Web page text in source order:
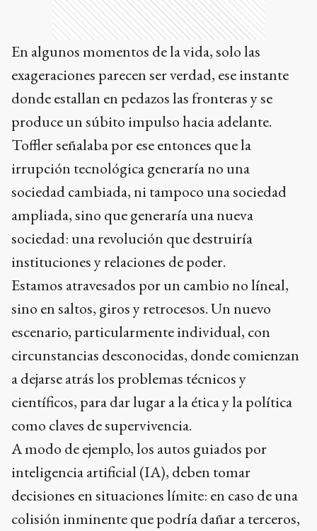
En algunos momentos de la vida, solo las
exageraciones parecen ser verdad, ese instante
donde estallan en pedazos las fronteras y se
produce un súbito impulso hacia adelante.
Toffler señalaba por ese entonces que la
irrupción tecnológica generaría no una
sociedad cambiada, ni tampoco una sociedad
ampliada, sino que generaría una nueva
sociedad: una revolución que destruiría
instituciones y relaciones de poder.
Estamos atravesados por un cambio no líneal,
sino en saltos, giros y retrocesos. Un nuevo
escenario, particularmente individual, con
circunstancias desconocidas, donde comienzan
a dejarse atrás los problemas técnicos y
científicos, para dar lugar a la ética y la política
como claves de supervivencia.
A modo de ejemplo, los autos guiados por
inteligencia artificial (IA), deben tomar
decisiones en situaciones límite: en caso de una
colisión inminente que podría dañar a terceros,